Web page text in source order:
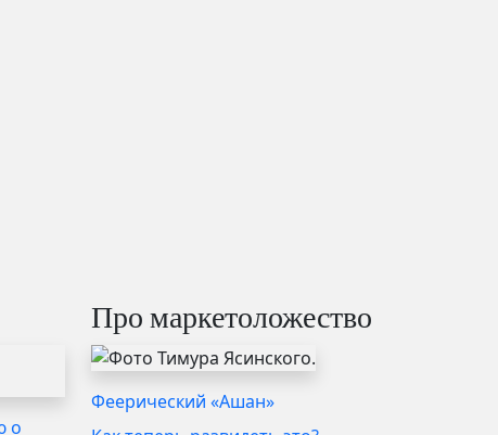
о
Про маркетоложество
Феерический «Ашан»